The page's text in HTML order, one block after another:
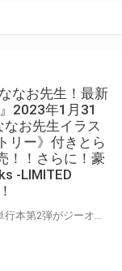
ななお先生！最新
2023年1月31
お先生イラス
リー》付きとら
！！さらに！豪
-LIMITED